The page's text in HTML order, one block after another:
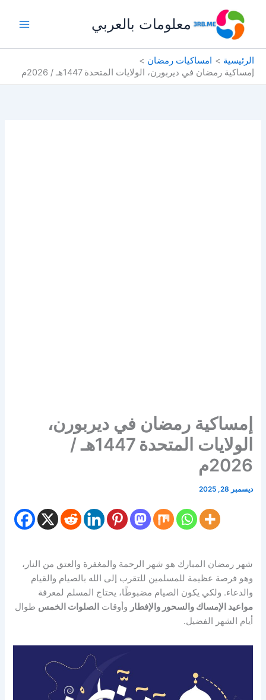
المحتوى
معلومات بالعربي
الرئيسية
امساكيات رمضان
إمساكية رمضان في ديربورن، الولايات المتحدة 1447هـ / 2026م
إمساكية رمضان في ديربورن،
الولايات المتحدة 1447هـ /
2026م
ديسمبر 28, 2025
شهر رمضان المبارك هو شهر الرحمة والمغفرة والعتق من النار،
وهو فرصة عظيمة للمسلمين للتقرب إلى الله بالصيام والقيام
والدعاء. ولكي يكون الصيام مضبوطًا، يحتاج المسلم لمعرفة
مواعيد الإمساك والسحور والإفطار وأوقات الصلوات الخمس طوال
أيام الشهر الفضيل.